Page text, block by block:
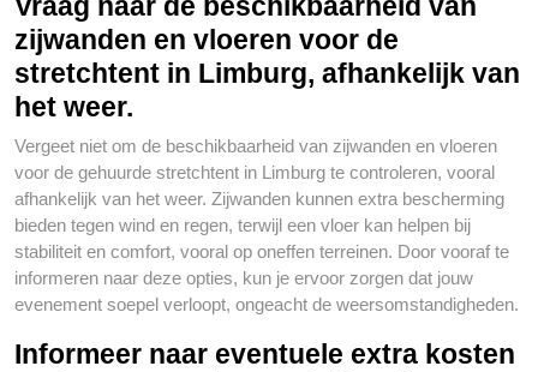
zijwanden en vloeren voor de
stretchtent in Limburg, afhankelijk van
het weer.
Vergeet niet om de beschikbaarheid van zijwanden en vloeren
voor de gehuurde stretchtent in Limburg te controleren, vooral
afhankelijk van het weer. Zijwanden kunnen extra bescherming
bieden tegen wind en regen, terwijl een vloer kan helpen bij
stabiliteit en comfort, vooral op oneffen terreinen. Door vooraf te
informeren naar deze opties, kun je ervoor zorgen dat jouw
evenement soepel verloopt, ongeacht de weersomstandigheden.
Informeer naar eventuele extra kosten